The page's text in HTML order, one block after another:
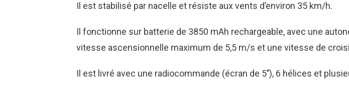
Il est stabilisé par nacelle et résiste aux vents d’environ 35 km/h.
Il fonctionne sur batterie de 3850 mAh rechargeable, avec une
vitesse ascensionnelle maximum de 5,5 m/s et une vitesse de
Il est livré avec une radiocommande (écran de 5’’), 6 hélices et